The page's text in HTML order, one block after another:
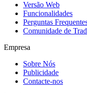
Versão Web
Funcionalidades
Perguntas
Comunidade de
Empresa
Sobre Nós
Publicidade
Contacte-nos